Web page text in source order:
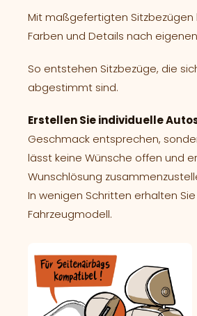
Mit maßgefertigten Sitzbezügen
Farben und Details nach
So entstehen Sitzbezüge, die
abgestimmt sind.
Erstellen Sie individuelle
Geschmack entsprechen,
lässt keine Wünsche offen und
Wunschlösung
In wenigen Schritten erhalten
Fahrzeugmodell.